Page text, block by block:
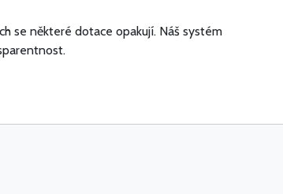
se některé dotace opakují. Náš systém